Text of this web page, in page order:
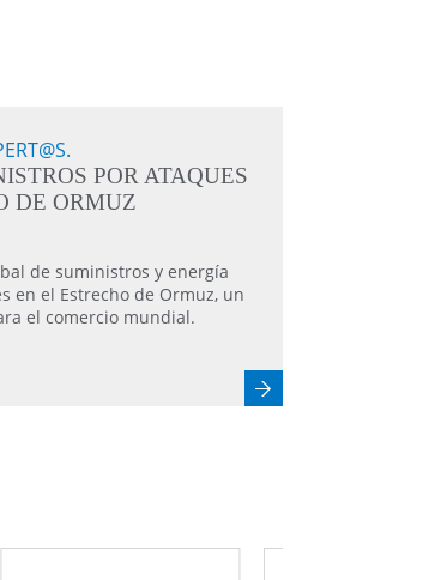
POR ATAQUES
DE ORMUZ
de suministros y energía
en el Estrecho de Ormuz, un
el comercio mundial.